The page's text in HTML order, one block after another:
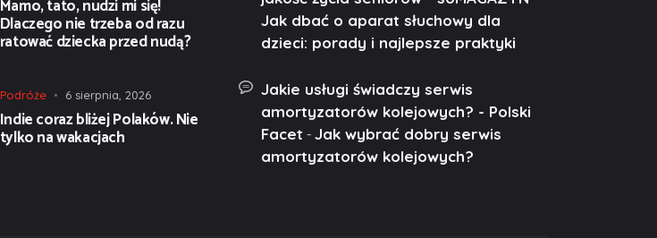
Mamo, tato, nudzi mi się!
Dlaczego nie trzeba od razu
ratować dziecka przed nudą?
Podróże 6 sierpnia, 2026
Indie coraz bliżej Polaków. Nie
tylko na wakacjach
Jak dbać o aparat słuchowy dla
dzieci: porady i najlepsze praktyki
Jakie usługi świadczy serwis
amortyzatorów kolejowych? - Polski
Facet -Jak wybrać dobry serwis
amortyzatorów kolejowych?